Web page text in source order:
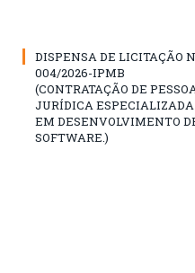
DISPENSA DE LICITAÇÃO
004/2026-IPMB
(CONTRATAÇÃO DE
JURÍDICA ESPECIALIZADA
EM DESENVOLVIMENTO
SOFTWARE.)